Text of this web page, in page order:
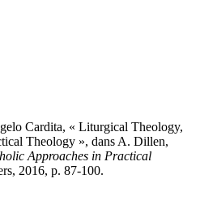
Cardita, « Liturgical Theology,
Theology », dans A. Dillen,
Approaches in Practical
2016, p. 87-100.